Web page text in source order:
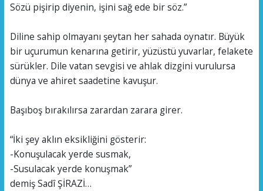
Sözü pişirip diyenin, işini sağ ede bir söz.”
Diline sahip olmayanı şeytan her sahada oynatır. Büyük
bir uçurumun kenarına getirir, yüzüstü yuvarlar, felakete
sürükler. Dile vatan sevgisi ve ahlak dizgini vurulursa
dünya ve ahiret saadetine kavuşur.
Başıboş bırakılırsa zarardan zarara girer.
“İki şey aklın eksikliğini gösterir:
-Konuşulacak yerde susmak,
-Susulacak yerde konuşmak”
demiş Sadî ŞİRAZİ…